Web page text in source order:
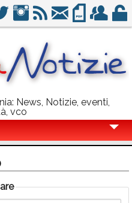
News, Notizie, eventi,
vco